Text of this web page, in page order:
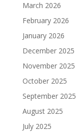
March 2026
February 2026
January 2026
December 2025
November 2025
October 2025
September 2025
August 2025
July 2025